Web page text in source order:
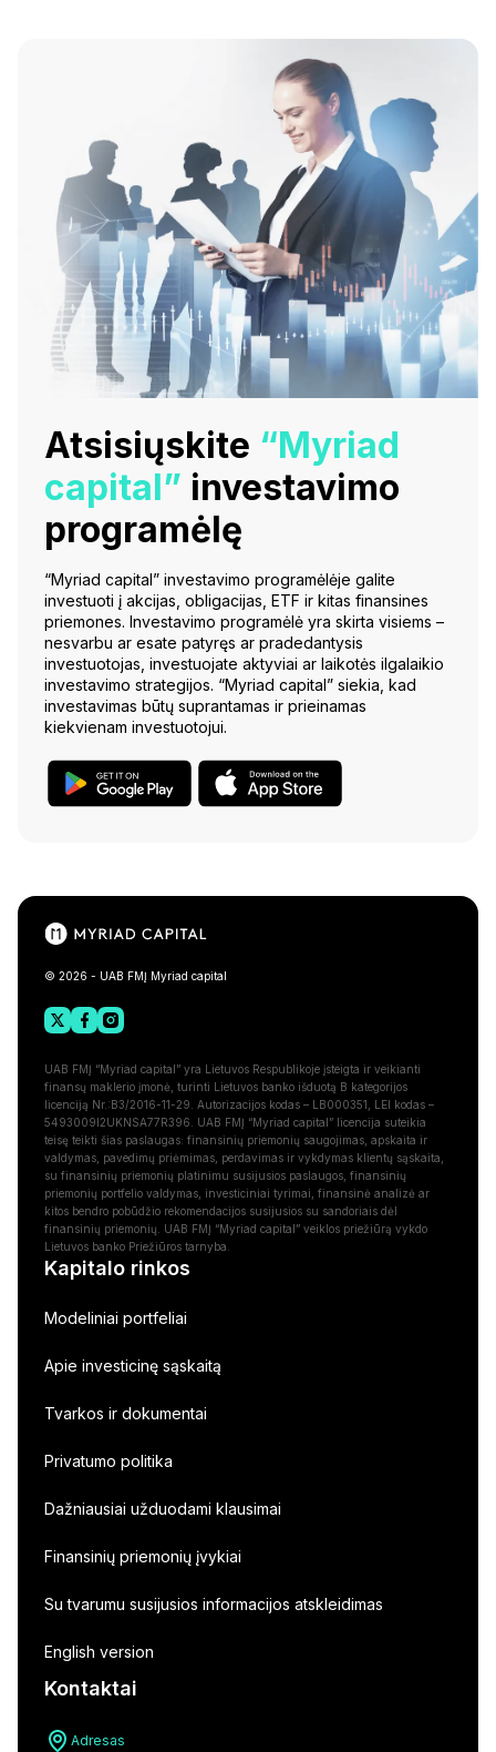
Atsisiųskite “Myriad
capital” investavimo
programėlę
“Myriad capital” investavimo programėlėje galite
investuoti į akcijas, obligacijas, ETF ir kitas finansines
priemones. Investavimo programėlė yra skirta visiems –
nesvarbu ar esate patyręs ar pradedantysis
investuotojas, investuojate aktyviai ar laikotės ilgalaikio
investavimo strategijos. “Myriad capital” siekia, kad
investavimas būtų suprantamas ir prieinamas
kiekvienam investuotojui.
© 2026 - UAB FMĮ Myriad capital
UAB FMĮ “Myriad capital” yra Lietuvos Respublikoje įsteigta ir veikianti
finansų maklerio įmonė, turinti Lietuvos banko išduotą B kategorijos
licenciją Nr.:B3/2016-11-29. Autorizacijos kodas – LB000351, LEI kodas –
5493009I2UKNSA77R396. UAB FMĮ “Myriad capital” licencija suteikia
teisę teikti šias paslaugas: finansinių priemonių saugojimas, apskaita ir
valdymas, pavedimų priėmimas, perdavimas ir vykdymas klientų sąskaita,
su finansinių priemonių platinimu susijusios paslaugos, finansinių
priemonių portfelio valdymas, investiciniai tyrimai, finansinė analizė ar
kitos bendro pobūdžio rekomendacijos susijusios su sandoriais dėl
finansinių priemonių. UAB FMĮ “Myriad capital” veiklos priežiūrą vykdo
Lietuvos banko Priežiūros tarnyba.
Kapitalo rinkos
Modeliniai portfeliai
Apie investicinę sąskaitą
Tvarkos ir dokumentai
Privatumo politika
Dažniausiai užduodami klausimai
Finansinių priemonių įvykiai
Su tvarumu susijusios informacijos atskleidimas
English version
Kontaktai
Adresas